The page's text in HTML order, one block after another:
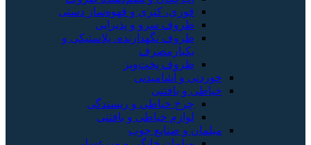
قوری، کتری و قهوه‌ساز دستی
ظروف سرو و پذیرایی
ظروف نگهدارنده، پلاستیکی و
یکبارمصرف
ظروف پخت‌وپز
خوردنی و آشامیدنی
خیاطی و بافتنی
چرخ خیاطی و ریسندگی
لوازم خیاطی و بافتنی
مبلمان و صنایع چوب